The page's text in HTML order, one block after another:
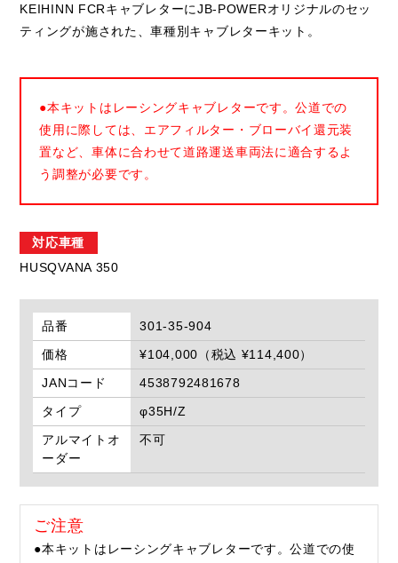
KEIHINN FCRキャブレターにJB-POWERオリジナルのセッ
ティングが施された、車種別キャブレターキット。
●本キットはレーシングキャブレターです。公道での
使用に際しては、エアフィルター・ブローバイ還元装
置など、車体に合わせて道路運送車両法に適合するよ
う調整が必要です。
対応車種
HUSQVANA 350
品番
301-35-904
価格
¥104,000（税込 ¥114,400）
JANコード
4538792481678
タイプ
φ35H/Z
アルマイトオ
ーダー
不可
ご注意
●本キットはレーシングキャブレターです。公道での使